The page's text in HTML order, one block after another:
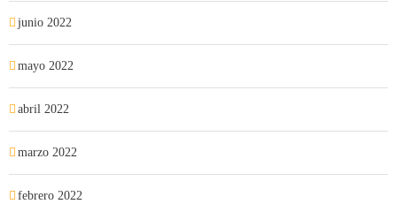
junio 2022
mayo 2022
abril 2022
marzo 2022
febrero 2022